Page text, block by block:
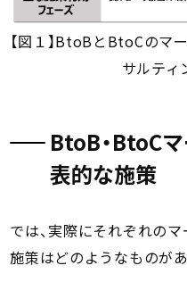
【図１】BtoBとBtoCのマ
サルティ
BtoB・BtoC
表的な施策
では、実際にそれぞれの
施策はどのようなものが